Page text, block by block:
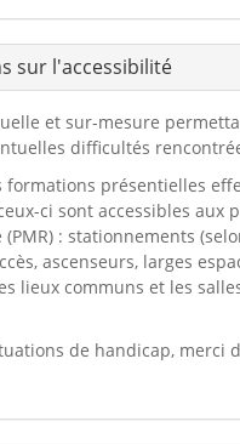
sur l'accessibilité
et sur-mesure
difficultés
formations présentielles
ci sont accessibles aux
: stationnements
ascenseurs, larges
lieux communs et les
de handicap, merci